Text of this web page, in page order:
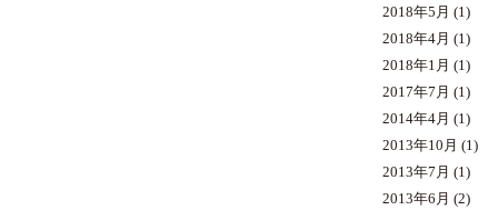
2018年5月 (1)
2018年4月 (1)
2018年1月 (1)
2017年7月 (1)
2014年4月 (1)
2013年10月 (1)
2013年7月 (1)
2013年6月 (2)